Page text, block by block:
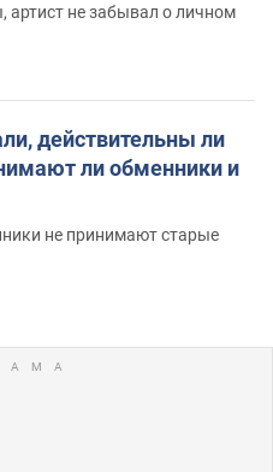
артист не забывал о личном
действительны ли
ли обменники и
не принимают старые